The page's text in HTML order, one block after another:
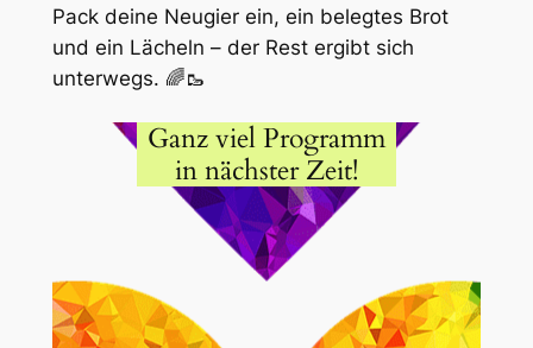
Pack deine Neugier ein, ein belegtes Brot
und ein Lächeln – der Rest ergibt sich
unterwegs. 🌈🥾
Ganz viel Programm
in nächster Zeit!